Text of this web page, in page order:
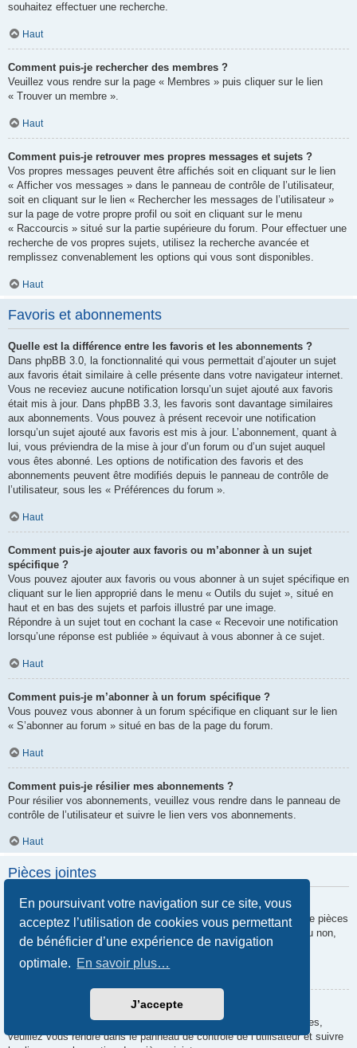
En poursuivant votre navigation sur ce site, vous
acceptez l’utilisation de cookies vous permettant
de bénéficier d’une expérience de navigation
optimale. En savoir plus…
J’accepte
souhaitez effectuer une recherche.
Haut
Comment puis-je rechercher des membres ?
Veuillez vous rendre sur la page « Membres » puis cliquer sur le lien
« Trouver un membre ».
Haut
Comment puis-je retrouver mes propres messages et sujets ?
Vos propres messages peuvent être affichés soit en cliquant sur le lien
« Afficher vos messages » dans le panneau de contrôle de l’utilisateur,
soit en cliquant sur le lien « Rechercher les messages de l’utilisateur »
sur la page de votre propre profil ou soit en cliquant sur le menu
« Raccourcis » situé sur la partie supérieure du forum. Pour effectuer une
recherche de vos propres sujets, utilisez la recherche avancée et
remplissez convenablement les options qui vous sont disponibles.
Haut
Favoris et abonnements
Quelle est la différence entre les favoris et les abonnements ?
Dans phpBB 3.0, la fonctionnalité qui vous permettait d’ajouter un sujet
aux favoris était similaire à celle présente dans votre navigateur internet.
Vous ne receviez aucune notification lorsqu’un sujet ajouté aux favoris
était mis à jour. Dans phpBB 3.3, les favoris sont davantage similaires
aux abonnements. Vous pouvez à présent recevoir une notification
lorsqu’un sujet ajouté aux favoris est mis à jour. L’abonnement, quant à
lui, vous préviendra de la mise à jour d’un forum ou d’un sujet auquel
vous êtes abonné. Les options de notification des favoris et des
abonnements peuvent être modifiés depuis le panneau de contrôle de
l’utilisateur, sous les « Préférences du forum ».
Haut
Comment puis-je ajouter aux favoris ou m’abonner à un sujet
spécifique ?
Vous pouvez ajouter aux favoris ou vous abonner à un sujet spécifique en
cliquant sur le lien approprié dans le menu « Outils du sujet », situé en
haut et en bas des sujets et parfois illustré par une image.
Répondre à un sujet tout en cochant la case « Recevoir une notification
lorsqu’une réponse est publiée » équivaut à vous abonner à ce sujet.
Haut
Comment puis-je m’abonner à un forum spécifique ?
Vous pouvez vous abonner à un forum spécifique en cliquant sur le lien
« S’abonner au forum » situé en bas de la page du forum.
Haut
Comment puis-je résilier mes abonnements ?
Pour résilier vos abonnements, veuillez vous rendre dans le panneau de
contrôle de l’utilisateur et suivre le lien vers vos abonnements.
Haut
Pièces jointes
Quelles pièces jointes sont autorisées sur ce forum ?
Chaque administrateur peut autoriser ou interdire certains types de pièces
jointes. Si vous n’êtes pas certain de savoir ce qui est autorisé ou non,
nous vous invitons à contacter un administrateur du forum.
Comment puis-je retrouver toutes mes pièces jointes ?
Pour retrouver la liste des pièces jointes que vous avez transférées,
veuillez vous rendre dans le panneau de contrôle de l’utilisateur et suivre